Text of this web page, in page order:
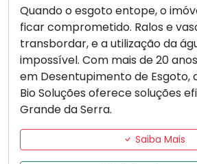
Quando o esgoto entope, o
ficar comprometido. Ralos e
transbordar, e a utilização da
impossível. Com mais de 20
em Desentupimento de Esgoto,
Bio Soluções oferece soluções
Grande da Serra.
Saiba Mais